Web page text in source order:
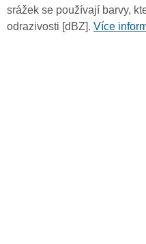
srážek se používají barvy,
odrazivosti [dBZ]. Více